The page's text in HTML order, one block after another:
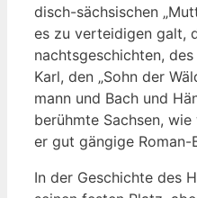
disch-säch­si­schen
es zu ver­tei­di­gen galt,
nachts­ge­schich­ten,
Karl, den „Sohn der
mann und Bach und
berühm­te Sach­sen,
er gut gän­gi­ge Roman-
In der Geschich­te des